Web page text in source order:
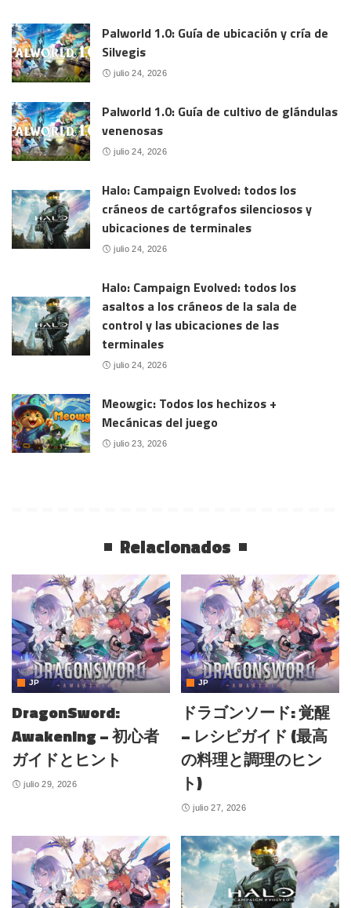
Palworld 1.0: Guía de ubicación y cría de
Silvegis
julio 24, 2026
Palworld 1.0: Guía de cultivo de glándulas
venenosas
julio 24, 2026
Halo: Campaign Evolved: todos los
cráneos de cartógrafos silenciosos y
ubicaciones de terminales
julio 24, 2026
Halo: Campaign Evolved: todos los
asaltos a los cráneos de la sala de
control y las ubicaciones de las
terminales
julio 24, 2026
Meowgic: Todos los hechizos +
Mecánicas del juego
julio 23, 2026
Relacionados
JP
DragonSword:
Awakening – 初心者
ガイドとヒント
julio 29, 2026
JP
ドラゴンソード: 覚醒
– レシピガイド (最高
の料理と調理のヒン
ト)
julio 27, 2026